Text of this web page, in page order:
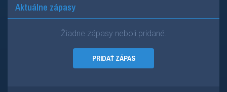
Aktuálne zápasy
Žiadne zápasy neboli pridané.
PRIDAŤ ZÁPAS